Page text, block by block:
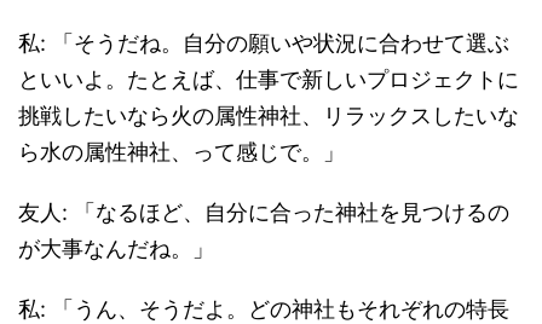
私: 「そうだね。自分の願いや状況に合わせて選ぶ
といいよ。たとえば、仕事で新しいプロジェクトに
挑戦したいなら火の属性神社、リラックスしたいな
ら水の属性神社、って感じで。」
友人: 「なるほど、自分に合った神社を見つけるの
が大事なんだね。」
私: 「うん、そうだよ。どの神社もそれぞれの特長